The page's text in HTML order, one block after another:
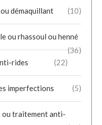
démaquillant (10)
ou rhassoul ou henné
(36)
rides
(22)
imperfections (5)
traitement anti-